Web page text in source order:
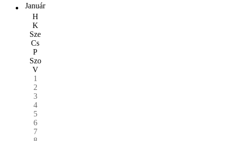
Január
H
K
Sze
Cs
P
Szo
V
1
2
3
4
5
6
7